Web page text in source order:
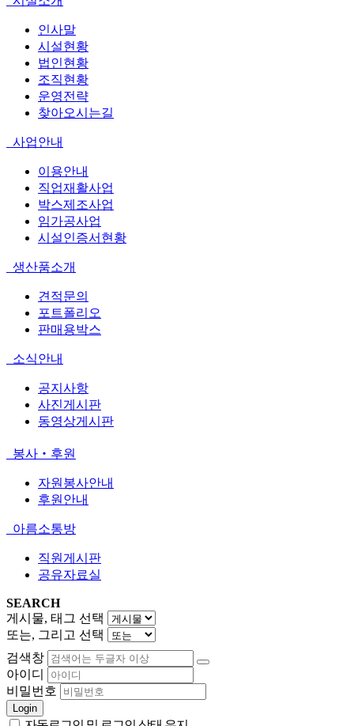
인사말
시설현황
법인현황
조직현황
운영전략
찾아오시는길
사업안내
이용안내
직업재활사업
박스제조사업
임가공사업
시설인증서현황
생산품소개
견적문의
포트폴리오
판매용박스
소식안내
공지사항
사진게시판
동영상게시판
봉사‧후원
자원봉사안내
후원안내
아름소통방
직원게시판
공유자료실
SEARCH
게시물, 태그 선택
또는, 그리고 선택
검색창
아이디
비밀번호
Login